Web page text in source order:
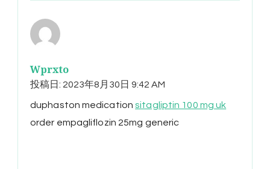
Wprxto
投稿日: 2023年8月30日 9:42 AM
duphaston medicationsitagliptin 100 mg uk
order empagliflozin 25mg generic